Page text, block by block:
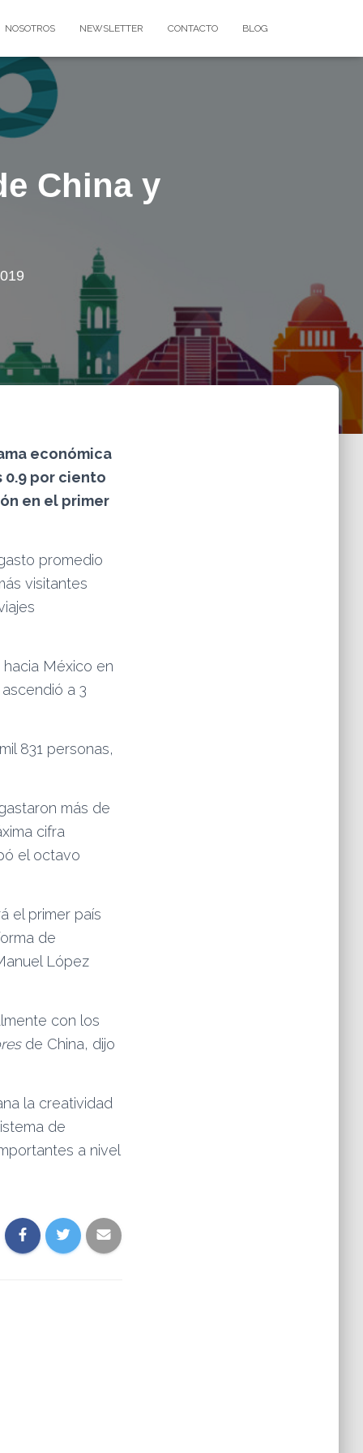
NOSOTROS NEWSLETTER CONTACTO BLOG
China y
económica
0.9 por ciento
en el primer
promedio
visitantes
México en
a 3
831 personas,
más de
cifra
el octavo
el primer país
de
López
con los
de China, dijo
la creatividad
de
a nivel